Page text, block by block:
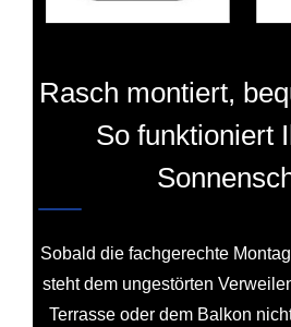
Rasch montiert,
So funktioniert
Sobald die fachgerechte
steht dem ungestörten
Terrasse oder dem Balkon